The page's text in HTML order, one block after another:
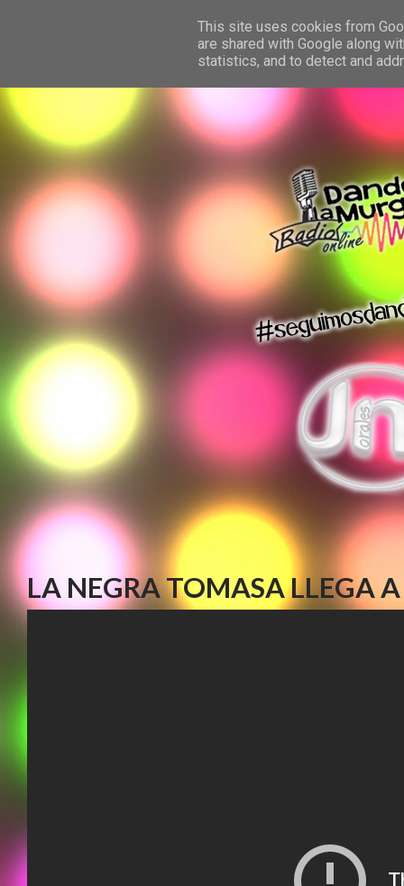
LA NEGRA TOMASA LLEGA
This site uses cookies from
are shared with Google along
statistics, and to detect and